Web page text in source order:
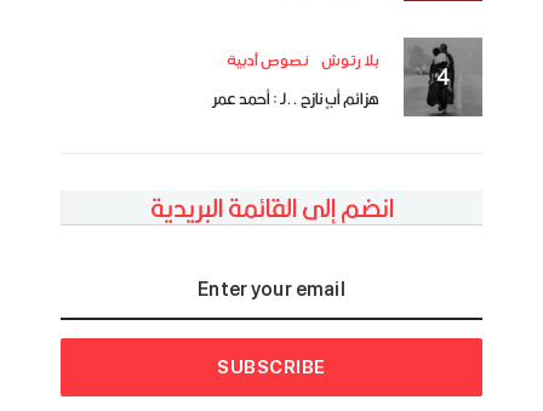
بلا رتوش نصوص أدبية
هزائم أبٍ نازح ..لـ : أحمد عمر
انضم إلى القائمة البريدية
SUBSCRIBE